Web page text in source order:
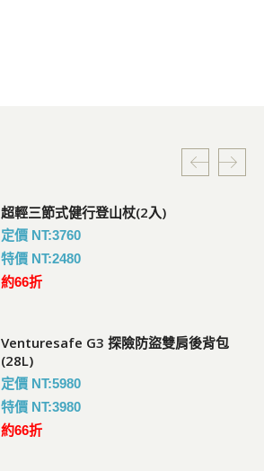
超輕三節式健行登山杖(2入)
定價 NT:3760
特價 NT:2480
約66折
Venturesafe G3 探險防盜雙肩後背包
(28L)
定價 NT:5980
特價 NT:3980
約66折